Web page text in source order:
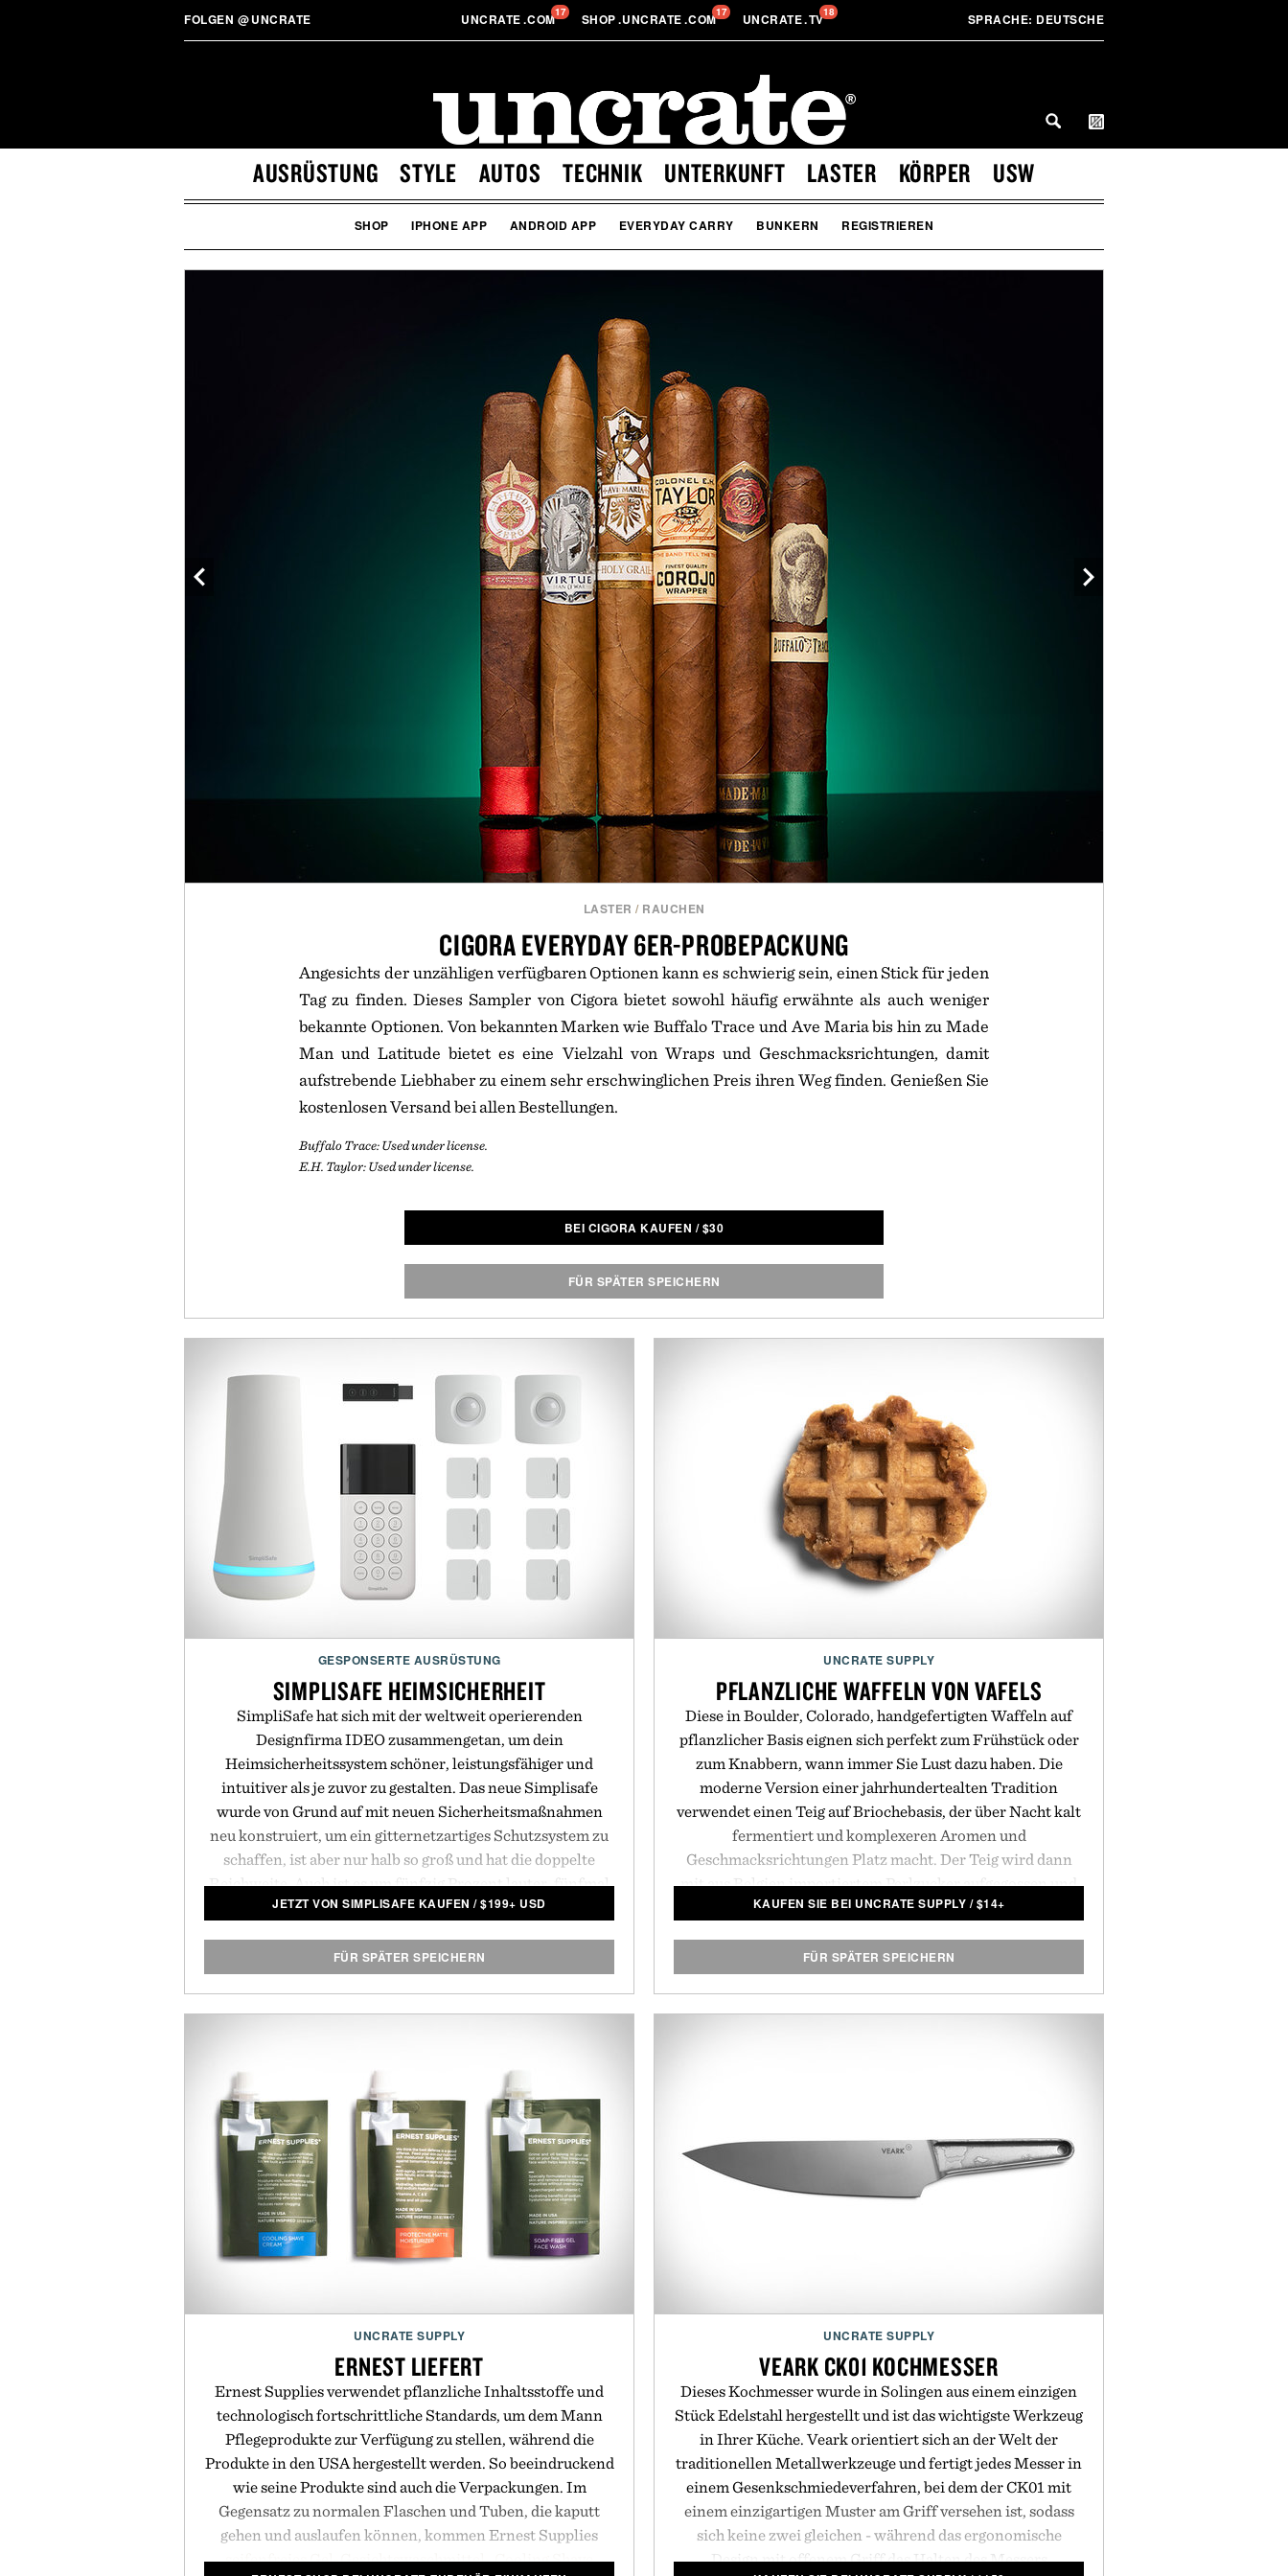
FOLGEN @UNCRATE UNCRATE.COM17 SHOP.UNCRATE.COM17 UNCRATE.TV18 SPRACHE: DEUTSCHE
AUSRÜSTUNG STYLE AUTOS TECHNIK UNTERKUNFT LASTER KÖRPER USW
SHOP IPHONE APP ANDROID APP EVERYDAY CARRY BUNKERN REGISTRIEREN
LASTER / RAUCHEN
CIGORA EVERYDAY 6ER-PROBEPACKUNG
Angesichts der unzähligen verfügbaren Optionen kann es schwierig sein, einen Stick für jeden
Tag zu finden. Dieses Sampler von Cigora bietet sowohl häufig erwähnte als auch weniger
bekannte Optionen. Von bekannten Marken wie Buffalo Trace und Ave Maria bis hin zu Made
Man und Latitude bietet es eine Vielzahl von Wraps und Geschmacksrichtungen, damit
aufstrebende Liebhaber zu einem sehr erschwinglichen Preis ihren Weg finden. Genießen Sie
kostenlosen Versand bei allen Bestellungen.
Buffalo Trace: Used under license.
E.H. Taylor: Used under license.
BEI CIGORA KAUFEN /$30
FÜR SPÄTER SPEICHERN
GESPONSERTE AUSRÜSTUNG
SIMPLISAFE HEIMSICHERHEIT
SimpliSafe hat sich mit der weltweit operierenden
Designfirma IDEO zusammengetan, um dein
Heimsicherheitssystem schöner, leistungsfähiger und
intuitiver als je zuvor zu gestalten. Das neue Simplisafe
wurde von Grund auf mit neuen Sicherheitsmaßnahmen
neu konstruiert, um ein gitternetzartiges Schutzsystem zu
schaffen, ist aber nur halb so groß und hat die doppelte
Reichweite. Auch ist es um fünfzig Prozent lauter, fünfmal
schneller und hat ein weiches, geschmeidiges kabelloses
System lässt sich kinderleicht innerhalb von ein paar
Minuten einrichten, ohne Löcher in die Wand bohren,
angeboten, der Simplisafe zum am schnellsten wachsenden
Heimsicherheitsunternehmen der USA gemacht hat.
Präsentiert von SimpliSafe.
JETZT VON SIMPLISAFE KAUFEN /$199+ USD
FÜR SPÄTER SPEICHERN
UNCRATE SUPPLY
PFLANZLICHE WAFFELN VON VAFELS
Diese in Boulder, Colorado, handgefertigten Waffeln auf
pflanzlicher Basis eignen sich perfekt zum Frühstück oder
zum Knabbern, wann immer Sie Lust dazu haben. Die
moderne Version einer jahrhundertealten Tradition
verwendet einen Teig auf Briochebasis, der über Nacht kalt
fermentiert und komplexeren Aromen und
Geschmacksrichtungen Platz macht. Der Teig wird dann
mit aus Belgien importiertem Perlzucker aufgegossen und
in einem authentischen Lütticher Waffeleisen
Sorten. Verkauft als 6er Pack.
KAUFEN SIE BEI UNCRATE SUPPLY /$14+
FÜR SPÄTER SPEICHERN
UNCRATE SUPPLY
ERNEST LIEFERT
Ernest Supplies verwendet pflanzliche Inhaltsstoffe und
technologisch fortschrittliche Standards, um dem Mann
Pflegeprodukte zur Verfügung zu stellen, während die
Produkte in den USA hergestellt werden. So beeindruckend
wie seine Produkte sind auch die Verpackungen. Im
Gegensatz zu normalen Flaschen und Tuben, die kaputt
gehen und auslaufen können, kommen Ernest Supplies
seifenfreies Gel-Gesichtswaschmittel,Cooling Shave
UNCRATE SUPPLY
VEARK CK01 KOCHMESSER
Dieses Kochmesser wurde in Solingen aus einem einzigen
Stück Edelstahl hergestellt und ist das wichtigste Werkzeug
in Ihrer Küche. Veark orientiert sich an der Welt der
traditionellen Metallwerkzeuge und fertigt jedes Messer in
einem Gesenkschmiedeverfahren, bei dem der CK01 mit
einem einzigartigen Muster am Griff versehen ist, sodass
sich keine zwei gleichen - während das ergonomische
Design mit offenem Griff das Halten des Messers